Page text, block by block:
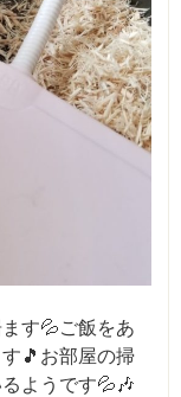
す💦ご飯をあ
🎵お部屋の掃
ようです💦🎶